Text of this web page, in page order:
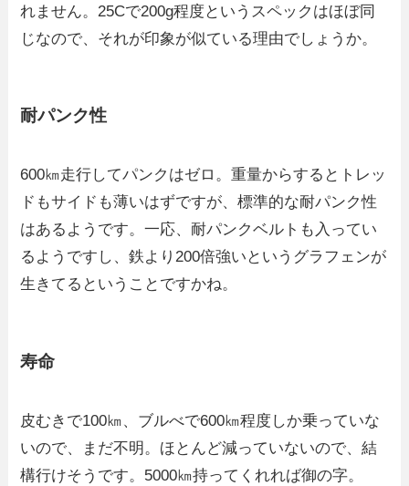
れません。25Cで200g程度というスペックはほぼ同
じなので、それが印象が似ている理由でしょうか。
耐パンク性
600㎞走行してパンクはゼロ。重量からするとトレッ
ドもサイドも薄いはずですが、標準的な耐パンク性
はあるようです。一応、耐パンクベルトも入ってい
るようですし、鉄より200倍強いというグラフェンが
生きてるということですかね。
寿命
皮むきで100㎞、ブルべで600㎞程度しか乗っていな
いので、まだ不明。ほとんど減っていないので、結
構行けそうです。5000㎞持ってくれれば御の字。